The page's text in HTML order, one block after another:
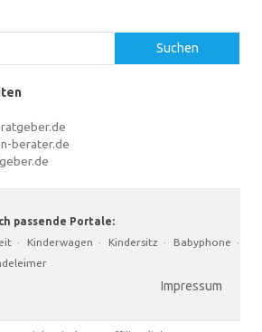
Suchen
berater.de
passende Portale:
· Kinderwagen · Kindersitz · Babyphone ·
Impressum